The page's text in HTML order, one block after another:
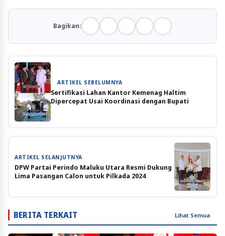
Bagikan:
ARTIKEL SEBELUMNYA
Sertifikasi Lahan Kantor Kemenag Haltim
Dipercepat Usai Koordinasi dengan Bupati
ARTIKEL SELANJUTNYA
DPW Partai Perindo Maluku Utara Resmi Dukung
Lima Pasangan Calon untuk Pilkada 2024
BERITA TERKAIT Lihat Semua